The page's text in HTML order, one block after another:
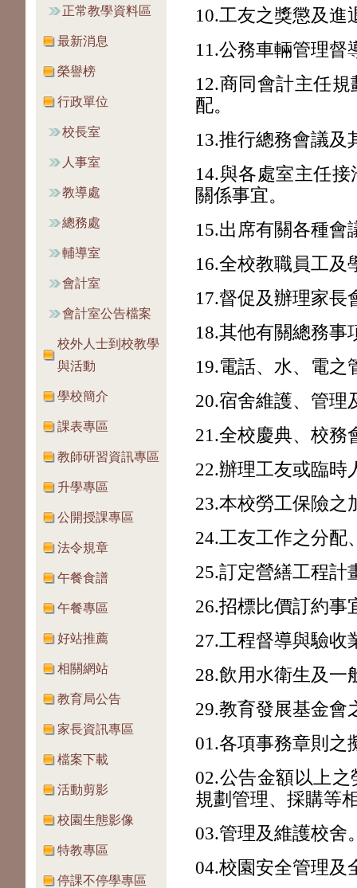
正常教學資料區
最新消息
榮譽榜
行政單位
校長室
人事室
教導處
總務處
輔導室
會計室
會計室公告檔案
校外人士到校教學
與活動
學校簡介
課表專區
教師研習資訊專區
升學專區
公開授課專區
法令規章
午餐食譜
午餐專區
好站推薦
相關網站
教育局公告
家長資訊專區
檔案下載
活動剪影
校園生態影像
特教專區
停課不停學專區
10.工友之獎懲及進
11.公務車輛管理督
12.商同會計主任
配。
13.推行總務會議及
14.與各處室主任
關係事宜。
15.出席有關各種會
16.全校教職員工及
17.督促及辦理家長
18.其他有關總務事
19.電話、水、電之
20.宿舍維護、管理
21.全校慶典、校務
22.辦理工友或臨時
23.本校勞工保險之
24.工友工作之分配
25.訂定營繕工程計
26.招標比價訂約事
27.工程督導與驗收
28.飲用水衛生及一
29.教育發展基金會
01.各項事務章則之
02.公告金額以上
規劃管理、採購等
03.管理及維護校舍
04.校園安全管理及